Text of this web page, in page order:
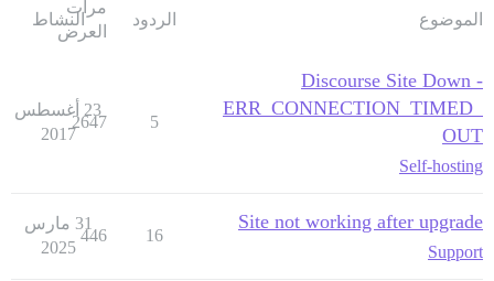
الموضوع الردود
مرات
العرض
النشاط
Discourse Site Down -
ERR_CONNECTION_TIMED_
OUT
Self-hosting
5
2647
23 أغسطس
2017
Site not working after upgrade
Support
16
446
31 مارس
2025